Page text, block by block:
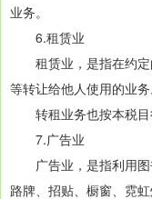
业务。
6.租赁业
租赁业，是指在约定
等转让给他人使用的业务
转租业务也按本税目
7.广告业
广告业，是指利用图
路牌、招贴、橱窗、霓